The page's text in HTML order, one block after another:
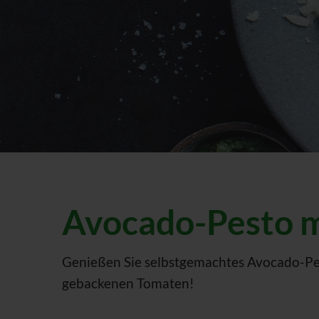
Avocado-Pesto
Genießen Sie selbstgemachtes Avocado-
gebackenen Tomaten!